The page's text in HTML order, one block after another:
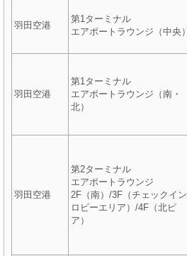
羽田空港
第1ターミナル
エアポートラウンジ（中央）
羽田空港
第1ターミナル
エアポートラウンジ（南・
北）
羽田空港
第2ターミナル
エアポートラウンジ
2F（南）/3F（チェックイン
ロビーエリア）/4F（北ピ
ア）